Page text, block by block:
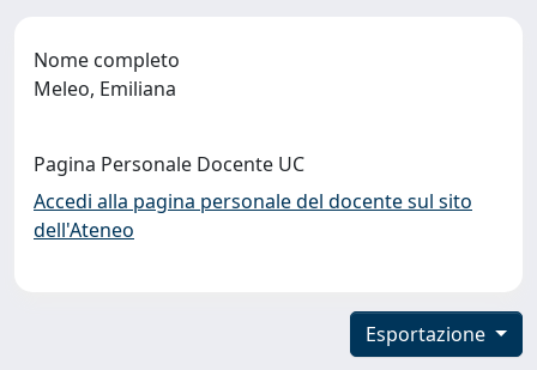
Nome completo
Meleo, Emiliana
Pagina Personale Docente UC
Accedi alla pagina personale del docente sul sito
dell'Ateneo
Esportazione